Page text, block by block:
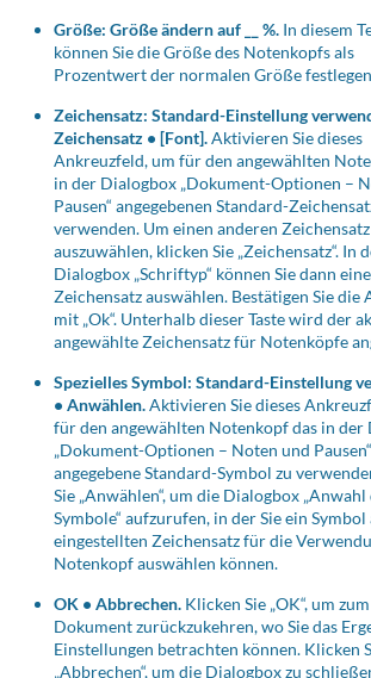
Größe: Größe ändern auf __ %. In diesem
können Sie die Größe des Notenkopfs als
Prozentwert der normalen Größe
Zeichensatz: Standard-Einstellung
Zeichensatz • [Font].Aktivieren Sie dieses
Ankreuzfeld, um für den angewählten
in der Dialogbox „Dokument-Optionen –
Pausen“ angegebenen Standard-
verwenden. Um einen anderen Zeichensatz
auszuwählen, klicken Sie „Zeichensatz“. In
Dialogbox „Schriftyp“ können Sie dann
Zeichensatz auswählen. Bestätigen Sie die
mit „Ok“. Unterhalb dieser Taste wird der
angewählte Zeichensatz für Notenköpfe
Spezielles Symbol: Standard-Einstellung
• Anwählen.Aktivieren Sie dieses
für den angewählten Notenkopf das in der
„Dokument-Optionen – Noten und Pausen“
angegebene Standard-Symbol zu
Sie „Anwählen“, um die Dialogbox „Anwahl
Symbole“ aufzurufen, in der Sie ein Symbol
eingestellten Zeichensatz für die
Notenkopf auswählen können.
OK • Abbrechen. Klicken Sie „OK“, um zum
Dokument zurückzukehren, wo Sie das
Einstellungen betrachten können. Klicken
„Abbrechen“, um die Dialogbox zu